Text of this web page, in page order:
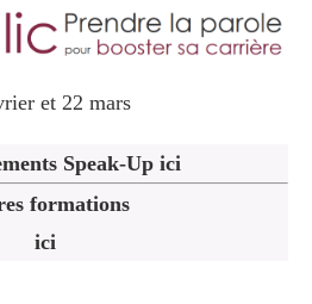
et 22 mars
Speak-Up ici
formations
ici